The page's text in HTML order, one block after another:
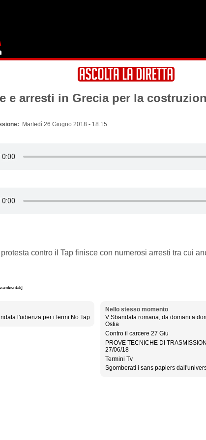
e arresti in Grecia per la
Martedì 26 Giugno 2018 - 18:15
contro il Tap finisce con numerosi arresti tra cui
ambientali]
l'udienza per i fermi No Tap
Nello stesso momento
V Sbandata romana, da domani a
Ostia
Contro il carcere 27 Giu
PROVE TECNICHE DI
27/06/18
Termini Tv
Sgomberati i sans papiers